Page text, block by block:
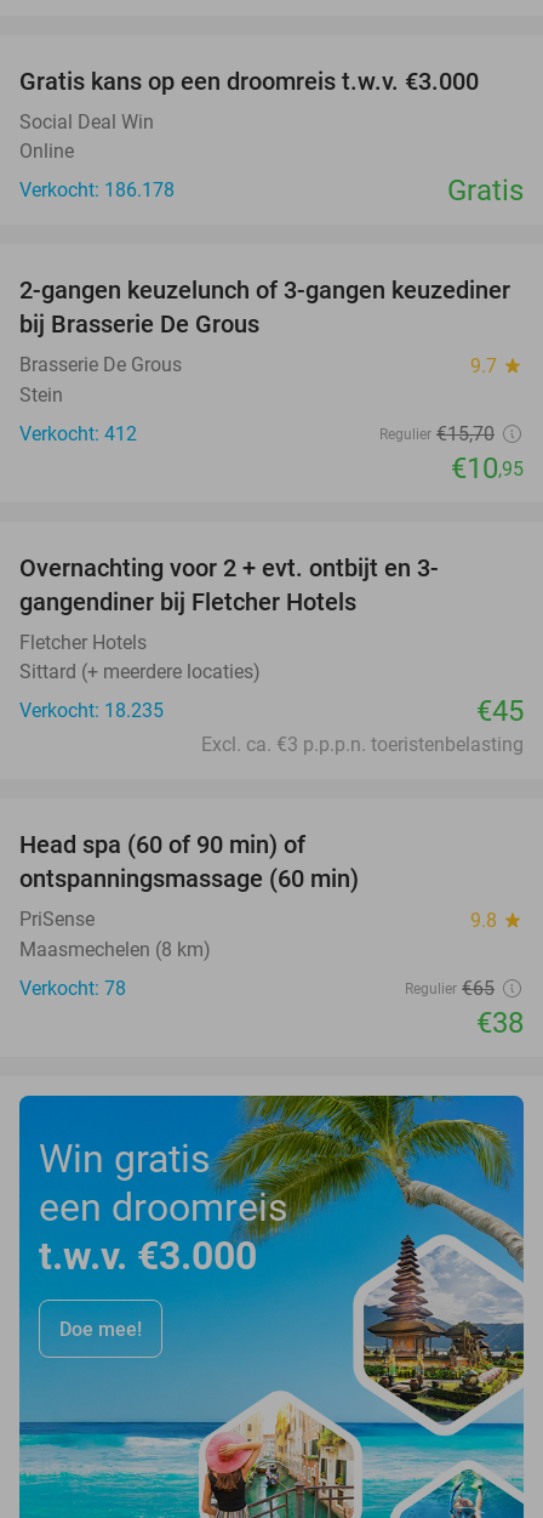
Gratis kans op een droomreis t.w.v. €3.000
Social Deal Win
Online
Verkocht: 186.178
Gratis
30%
2-gangen keuzelunch of 3-gangen keuzediner
bij Brasserie De Grous
Brasserie De Grous 9.7 star
Stein
Verkocht: 412
Regulier €15,70
€10,95
Overnachting voor 2 + evt. ontbijt en 3-
gangendiner bij Fletcher Hotels
Fletcher Hotels
Sittard (+ meerdere locaties)
Verkocht: 18.235
€45
Excl. ca. €3 p.p.p.n. toeristenbelasting
Head spa (60 of 90 min) of
ontspanningsmassage (60 min)
PriSense 9.8 star
Maasmechelen (8 km)
Verkocht: 78
Regulier €65
€38
Win gratis
een droomreis
t.w.v. €3.000
Doe mee!